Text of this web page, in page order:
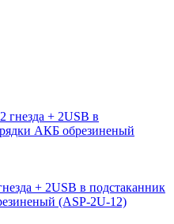
+ 2USB в подстаканник
(ASP-2U-12)